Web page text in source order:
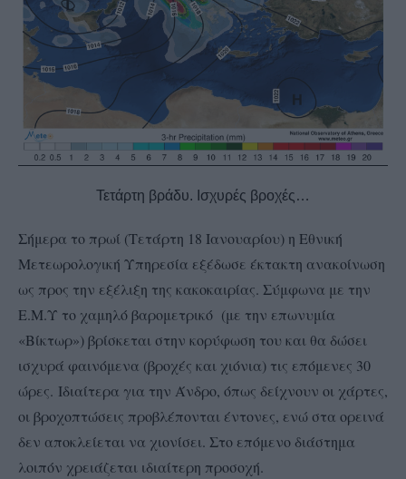
Τετάρτη βράδυ. Ισχυρές βροχές…
Σήμερα το πρωί (Τετάρτη 18 Ιανουαρίου) η Εθνική
Μετεωρολογική Υπηρεσία εξέδωσε έκτακτη ανακοίνωση
ως προς την εξέλιξη της κακοκαιρίας. Σύμφωνα με την
Ε.Μ.Υ το χαμηλό βαρομετρικό (με την επωνυμία
«Βίκτωρ») βρίσκεται στην κορύφωση του και θα δώσει
ισχυρά φαινόμενα (βροχές και χιόνια) τις επόμενες 30
ώρες. Ιδιαίτερα για την Άνδρο, όπως δείχνουν οι χάρτες,
οι βροχοπτώσεις προβλέπονται έντονες, ενώ στα ορεινά
δεν αποκλείεται να χιονίσει. Στο επόμενο διάστημα
λοιπόν χρειάζεται ιδιαίτερη προσοχή.